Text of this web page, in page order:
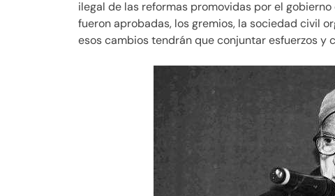
ilegal de las reformas promovidas por el
fueron aprobadas, los gremios, la sociedad civil
esos cambios tendrán que conjuntar esfuerzos y